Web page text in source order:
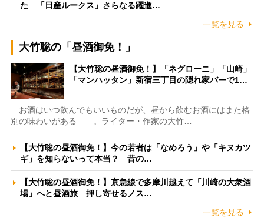
た 「日産ルークス」さらなる躍進…
一覧を見る
大竹聡の「昼酒御免！」
【大竹聡の昼酒御免！】「ネグローニ」「山崎」
「マンハッタン」新宿三丁目の隠れ家バーで1…
お酒はいつ飲んでもいいものだが、昼から飲むお酒にはまた格
別の味わいがある――。ライター・作家の大竹…
【大竹聡の昼酒御免！】今の若者は「なめろう」や「キヌカツ
ギ」を知らないって本当？ 昔の…
【大竹聡の昼酒御免！】京急線で多摩川越えて「川崎の大衆酒
場」へと昼酒旅 押し寄せるノス…
一覧を見る